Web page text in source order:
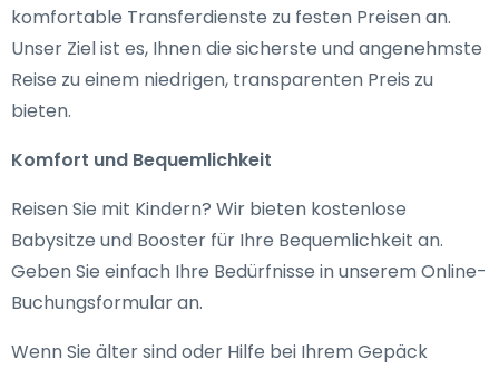
komfortable Transferdienste zu festen Preisen an.
Unser Ziel ist es, Ihnen die sicherste und angenehmste
Reise zu einem niedrigen, transparenten Preis zu
bieten.
Komfort und Bequemlichkeit
Reisen Sie mit Kindern? Wir bieten kostenlose
Babysitze und Booster für Ihre Bequemlichkeit an.
Geben Sie einfach Ihre Bedürfnisse in unserem Online-
Buchungsformular an.
Wenn Sie älter sind oder Hilfe bei Ihrem Gepäck